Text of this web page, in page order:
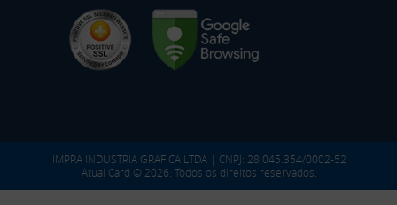
IMPRA INDUSTRIA GRAFICA LTDA | CNPJ: 28.045.354/0002-52
Atual Card © 2026. Todos os direitos reservados.